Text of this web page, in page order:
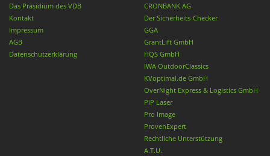
Das Präsidium des VDB
Kontakt
Impressum
AGB
Datenschutzerklärung
CRONBANK AG
Der Sicherheits-Checker
GGA
GrantLift GmbH
HQS GmbH
IWA OutdoorClassics
KVoptimal.de GmbH
OverNight Express & Logistics GmbH
PiP Laser
Pro Image
ProvenExpert
Rechtliche Unterstützung
A.T.U.